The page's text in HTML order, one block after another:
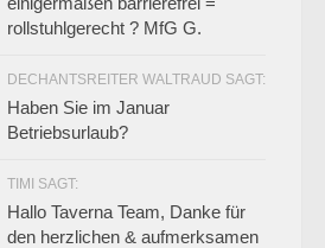
rollstuhlgerecht ? MfG G.
DECHANTSREITER WALTRAUD SAGT:
Haben Sie im Januar
Betriebsurlaub?
TIMI SAGT:
Hallo Taverna Team, Danke für
den herzlichen & aufmerksamen